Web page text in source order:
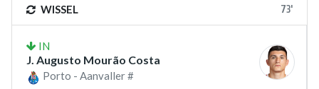
WISSEL 73'
IN
J. Augusto Mourão Costa
Porto - Aanvaller #